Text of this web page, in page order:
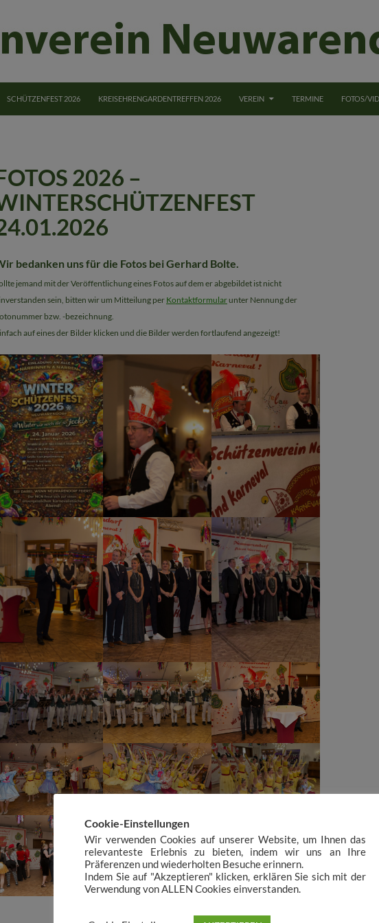
e.V.
SCHÜTZENFEST 2026
KREISEHRENGARDENTREFFEN 2026 VEREIN TERMINE FOTOS/
2026 –
bedanken uns für die Fotos bei Gerhard Bolte.
jemand mit der Veröffentlichung eines Fotos auf dem er abgebildet ist nicht
sein, bitten wir um Mitteilung per Kontaktformularunter Nennung der
bzw. -bezeichnung.
auf eines der Bilder klicken und die Bilder werden fortlaufend angezeigt!
Cookie-Einstellungen
Wir verwenden Cookies auf unserer Website, um Ihnen das
relevanteste Erlebnis zu bieten, indem wir uns an Ihre
Präferenzen und wiederholten Besuche erinnern.
Indem Sie auf "Akzeptieren" klicken, erklären Sie sich mit der
Verwendung von ALLEN Cookies einverstanden.